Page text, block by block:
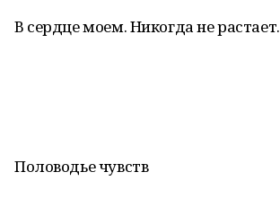
В сердце моем. Никогда не растает.
Половодье чувств